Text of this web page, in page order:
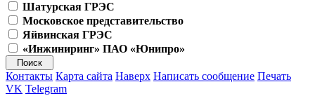
Шатурская ГРЭС
Московское представительство
Яйвинская ГРЭС
«Инжиниринг» ПАО «Юнипро»
Контакты Карта сайта Наверх Написать сообщение Печать
VK Telegram